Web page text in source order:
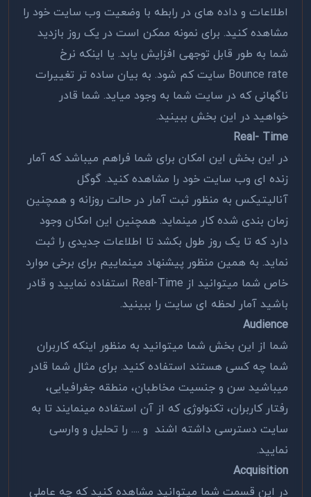
اطلاعات و داده های در رابطه با وضعیت وب سایت خود را
مشاهده کنید. برای نمونه ممکن است در یک روز بازدید
شما به طور قابل توجهی افزایش یابد. یا اینکه نرخ
Bounce rate سایت کم شود. به بیان ساده تر تغییرات
ناگهانی که در سایت شما به وجود میاید. شما قادر
خواهید در این بخش ببینید.
Real- Time
در این بخش این امکان برای شما فراهم میباشد که آمار
زنده ای وب سایت خود را مشاهده کنید. گوگل
آنالیتیکس به منظور ثبت آمار در حالت روزانه و همچنین
زمان بندی شده کار مینماید. همچنین این امکان وجود
دارد که تا یک روز طول بکشد تا اطلاعات جدیدی را ثبت
نماید. به همین منظور پیشنهاد مینماییم برای برخی موارد
خاص شما میتوانید از Real-Time استفاده نمایید و قادر
باشید آمار لحظه ای سایت را ببینید.
Audience
شما از این بخش شما میتوانید به منظور اینکه کاربران
شما چه کسی هستند استفاده کنید. برای مثال شما قادر
میباشید سن و جنسیت مخاطبان، منطقه جغرافیایی،
رفتار کاربران، تکنولوژی که از آن استفاده مینمایند تا به
سایت دسترسی داشته اشند و .... را تحلیل و وارسی
نمایید.
Acquisition
در این قسمت شما میتوانید مشاهده کنید که چه عاملی